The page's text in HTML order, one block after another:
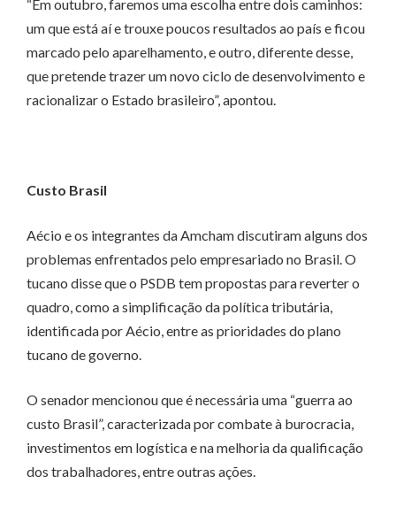
“Em outubro, faremos uma escolha entre dois caminhos:
um que está aí e trouxe poucos resultados ao país e ficou
marcado pelo aparelhamento, e outro, diferente desse,
que pretende trazer um novo ciclo de desenvolvimento e
racionalizar o Estado brasileiro”, apontou.
Custo Brasil
Aécio e os integrantes da Amcham discutiram alguns dos
problemas enfrentados pelo empresariado no Brasil. O
tucano disse que o PSDB tem propostas para reverter o
quadro, como a simplificação da política tributária,
identificada por Aécio, entre as prioridades do plano
tucano de governo.
O senador mencionou que é necessária uma “guerra ao
custo Brasil”, caracterizada por combate à burocracia,
investimentos em logística e na melhoria da qualificação
dos trabalhadores, entre outras ações.